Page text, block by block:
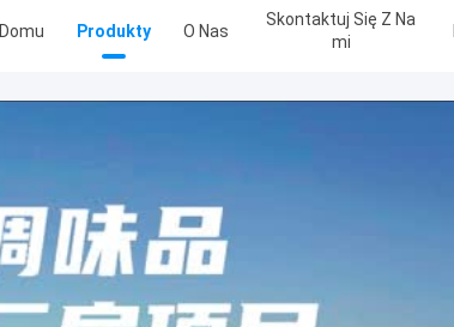
Produkty O Nas
Skontaktuj Się Z Na
Mi